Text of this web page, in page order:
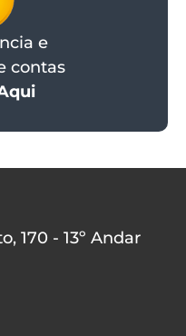
e
contas
170 - 13º Andar